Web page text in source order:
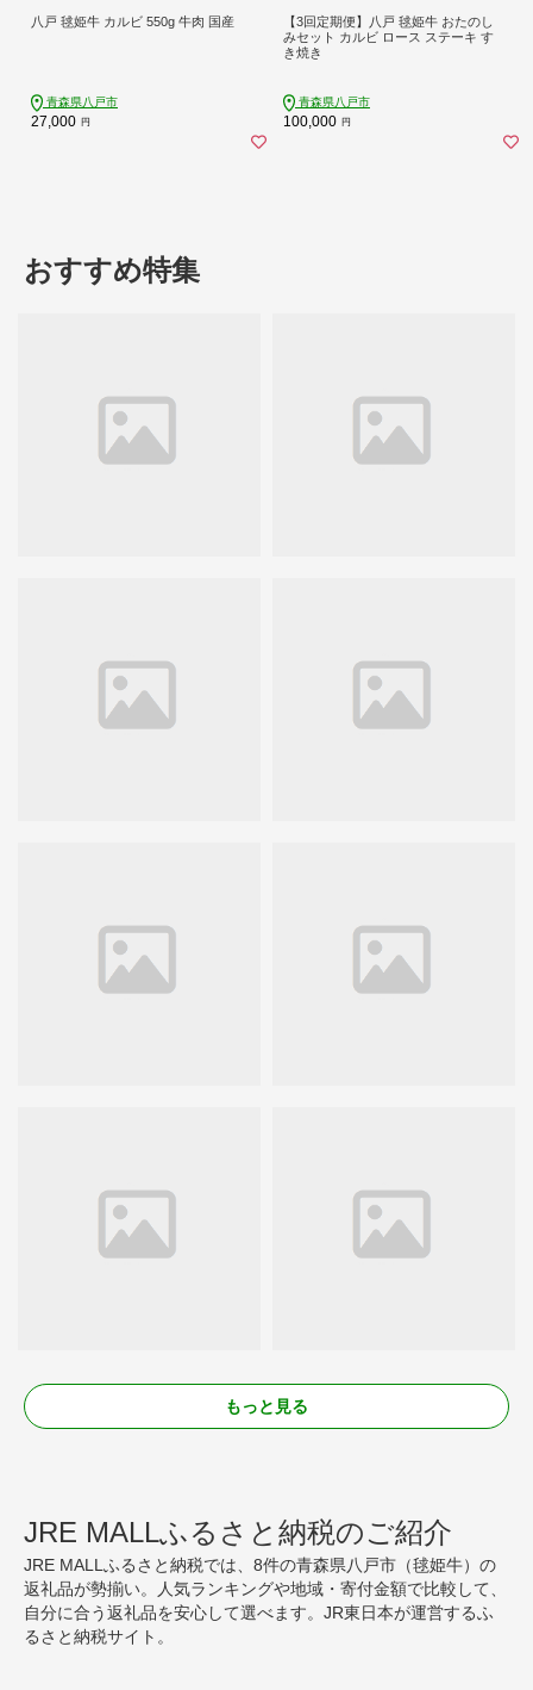
八戸 毬姫牛 カルビ 550g 牛肉 国産
青森県八戸市
27,000 円
【3回定期便】八戸 毬姫牛 おたのし
みセット カルビ ロース ステーキ す
き焼き
青森県八戸市
100,000 円
おすすめ特集
もっと見る
JRE MALLふるさと納税のご紹介
JRE MALLふるさと納税では、8件の青森県八戸市（毬姫牛）の
返礼品が勢揃い。人気ランキングや地域・寄付金額で比較して、
自分に合う返礼品を安心して選べます。JR東日本が運営するふ
るさと納税サイト。